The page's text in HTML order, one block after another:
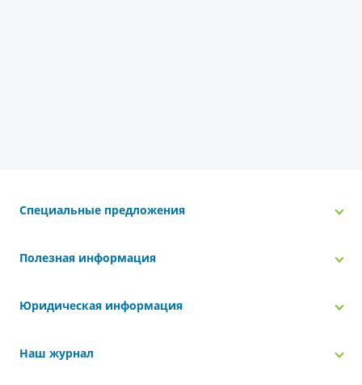
Специальные предложения
Полезная информация
Юридическая информация
Наш журнал